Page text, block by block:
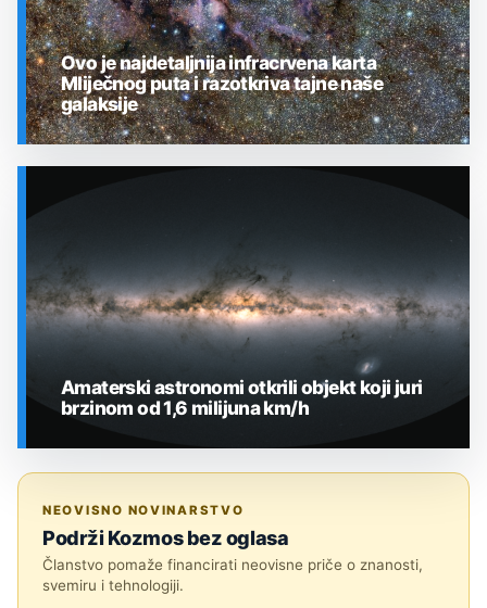
Ovo je najdetaljnija infracrvena karta
Mliječnog puta i razotkriva tajne naše
galaksije
Amaterski astronomi otkrili objekt koji juri
brzinom od 1,6 milijuna km/h
NEOVISNO NOVINARSTVO
Podrži Kozmos bez oglasa
Članstvo pomaže financirati neovisne priče o znanosti,
svemiru i tehnologiji.